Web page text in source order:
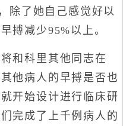
除了她自己感觉好以
搏减少95%以上。
和科里其他同志在
他病人的早搏是否也
开始设计进行临床研
完成了上千例病人的